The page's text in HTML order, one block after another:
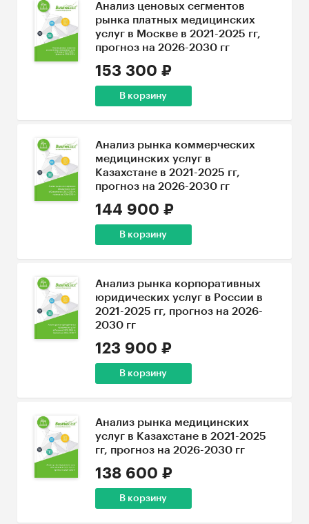
Анализ ценовых сегментов
рынка платных медицинских
услуг в Москве в 2021-2025 гг,
прогноз на 2026-2030 гг
153 300 ₽
В корзину
Анализ рынка коммерческих
медицинских услуг в
Казахстане в 2021-2025 гг,
прогноз на 2026-2030 гг
144 900 ₽
В корзину
Анализ рынка корпоративных
юридических услуг в России в
2021-2025 гг, прогноз на 2026-
2030 гг
123 900 ₽
В корзину
Анализ рынка медицинских
услуг в Казахстане в 2021-2025
гг, прогноз на 2026-2030 гг
138 600 ₽
В корзину